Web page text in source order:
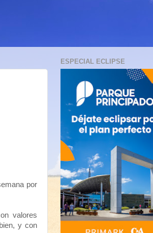
por
valores
y con
ESPECIAL ECLIPSE